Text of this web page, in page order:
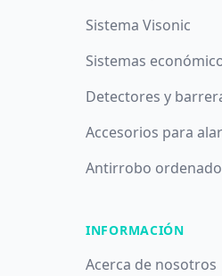
Sistema Visonic
Sistemas
Detectores y
Accesorios para
Antirrobo
INFORMACIÓN
Acerca de nosotros